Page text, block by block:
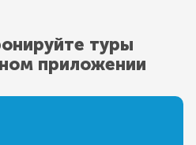
туры
приложении